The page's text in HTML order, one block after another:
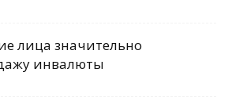
лица значительно
инвалюты